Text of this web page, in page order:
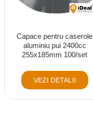
Capace pentru caserole
aluminiu pui 2400cc
255x185mm 100/set
VEZI DETALII